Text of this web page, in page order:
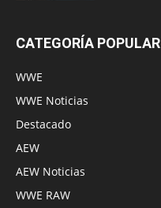
CATEGORÍA POPULAR
WWE
WWE Noticias
Destacado
AEW
AEW Noticias
WWE RAW